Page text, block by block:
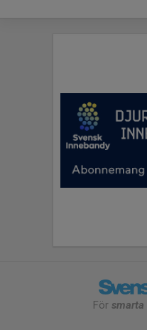
För smarta